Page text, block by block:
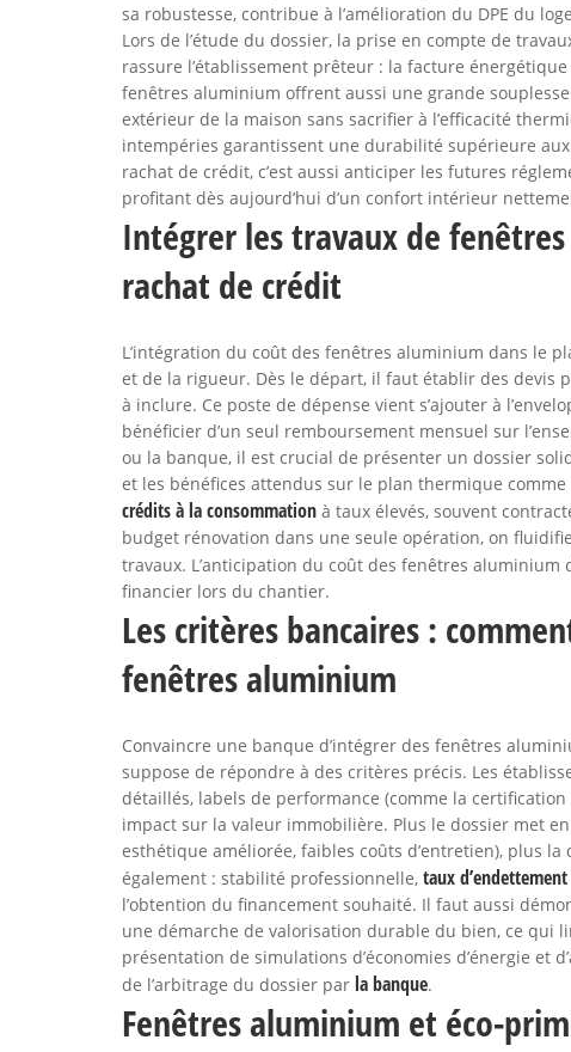
sa robustesse, contribue à l’amélioration du DPE du
Lors de l’étude du dossier, la prise en compte de
rassure l’établissement prêteur : la facture
fenêtres aluminium offrent aussi une grande
extérieur de la maison sans sacrifier à l’efficacité
intempéries garantissent une durabilité supérieure
rachat de crédit, c’est aussi anticiper les futures
profitant dès aujourd’hui d’un confort intérieur
Intégrer les travaux de
rachat de crédit
L’intégration du coût des fenêtres aluminium dans le
et de la rigueur. Dès le départ, il faut établir des devis
à inclure. Ce poste de dépense vient s’ajouter à
bénéficier d’un seul remboursement mensuel sur
ou la banque, il est crucial de présenter un dossier
et les bénéfices attendus sur le plan thermique
crédits à la consommation à taux élevés, souvent
budget rénovation dans une seule opération, on
travaux. L’anticipation du coût des fenêtres aluminium
financier lors du chantier.
Les critères bancaires :
fenêtres aluminium
Convaincre une banque d’intégrer des fenêtres
suppose de répondre à des critères précis. Les
détaillés, labels de performance (comme la certification
impact sur la valeur immobilière. Plus le dossier met
esthétique améliorée, faibles coûts d’entretien), plus
également : stabilité professionnelle, taux
l’obtention du financement souhaité. Il faut aussi
une démarche de valorisation durable du bien, ce qui
présentation de simulations d’économies d’énergie et
de l’arbitrage du dossier par la banque.
Fenêtres aluminium et éco-